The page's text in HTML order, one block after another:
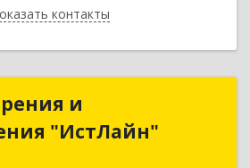
контакты
Назад
и
"ИстЛайн"
Центр Внедрения и
"ИстЛайн"